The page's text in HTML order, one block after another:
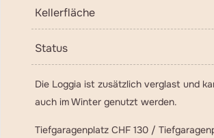
Kellerfläche
Status
Die Loggia ist zusätzlich verglast und
auch im Winter genutzt werden.
Tiefgaragenplatz CHF 130 /